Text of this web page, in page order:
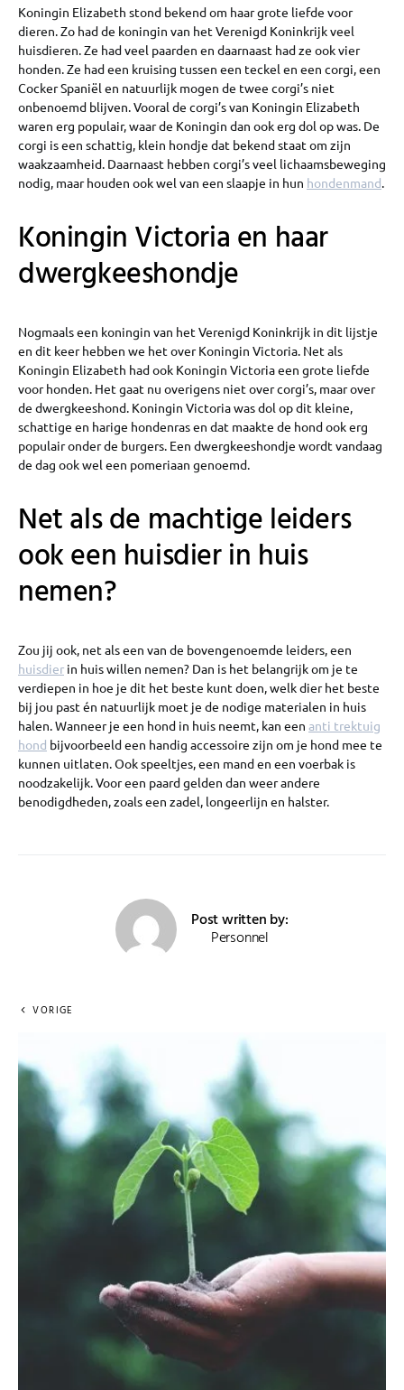
Koningin Elizabeth stond bekend om haar grote liefde voor
dieren. Zo had de koningin van het Verenigd Koninkrijk veel
huisdieren. Ze had veel paarden en daarnaast had ze ook vier
honden. Ze had een kruising tussen een teckel en een corgi, een
Cocker Spaniël en natuurlijk mogen de twee corgi’s niet
onbenoemd blijven. Vooral de corgi’s van Koningin Elizabeth
waren erg populair, waar de Koningin dan ook erg dol op was. De
corgi is een schattig, klein hondje dat bekend staat om zijn
waakzaamheid. Daarnaast hebben corgi’s veel lichaamsbeweging
nodig, maar houden ook wel van een slaapje in hun hondenmand.
Koningin Victoria en haar
dwergkeeshondje
Nogmaals een koningin van het Verenigd Koninkrijk in dit lijstje
en dit keer hebben we het over Koningin Victoria. Net als
Koningin Elizabeth had ook Koningin Victoria een grote liefde
voor honden. Het gaat nu overigens niet over corgi’s, maar over
de dwergkeeshond. Koningin Victoria was dol op dit kleine,
schattige en harige hondenras en dat maakte de hond ook erg
populair onder de burgers. Een dwergkeeshondje wordt vandaag
de dag ook wel een pomeriaan genoemd.
Net als de machtige leiders
ook een huisdier in huis
nemen?
Zou jij ook, net als een van de bovengenoemde leiders, een
huisdier in huis willen nemen? Dan is het belangrijk om je te
verdiepen in hoe je dit het beste kunt doen, welk dier het beste
bij jou past én natuurlijk moet je de nodige materialen in huis
halen. Wanneer je een hond in huis neemt, kan een anti trektuig
hond bijvoorbeeld een handig accessoire zijn om je hond mee te
kunnen uitlaten. Ook speeltjes, een mand en een voerbak is
noodzakelijk. Voor een paard gelden dan weer andere
benodigdheden, zoals een zadel, longeerlijn en halster.
Post written by:
Personnel
VORIGE